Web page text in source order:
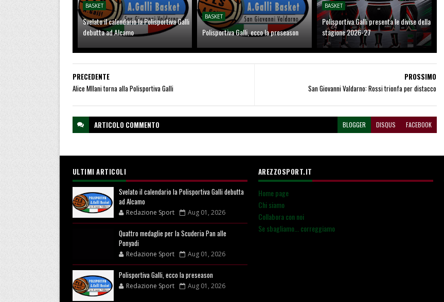
BASKET
Svelato il calendario la Polisportiva Galli
debutta ad Alcamo
BASKET
Polisportiva Galli, ecco la preseason
BASKET
Polisportiva Galli presenta le divise della
stagione 2026-27
PROSSIMO
San Giovanni Valdarno: Rossi trionfa per distacco
PRECEDENTE
Alice MIlani torna alla Polisportiva Galli
ARTICOLO COMMENTO BLOGGER DISQUS FACEBOOK
ULTIMI ARTICOLI
Svelato il calendario la Polisportiva Galli debutta
ad Alcamo
Redazione Sport Aug 01, 2026
Quattro medaglie per la Scuderia Pan alle
Ponyadi
Redazione Sport Aug 01, 2026
Polisportiva Galli, ecco la preseason
Redazione Sport Aug 01, 2026
AREZZOSPORT.IT
Home page
Chi siamo
Collabora con noi
Se sbagliamo... correggiamo